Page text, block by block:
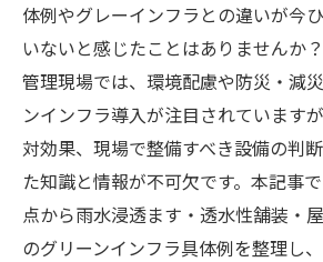
体例やグレーインフラとの違いが今
いないと感じたことはありませんか
管理現場では、環境配慮や防災・減
ンインフラ導入が注目されています
対効果、現場で整備すべき設備の判
た知識と情報が不可欠です。本記事
点から雨水浸透ます・透水性舗装・
のグリーンインフラ具体例を整理し